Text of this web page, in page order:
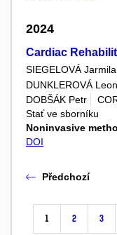
2024
Cardiac
SIEGELOVÁ Jarmila
DUNKLEROVÁ
DOBŠÁK Petr
Stať ve sborníku
Noninvasive
DOI
Předchozí
1 2 3